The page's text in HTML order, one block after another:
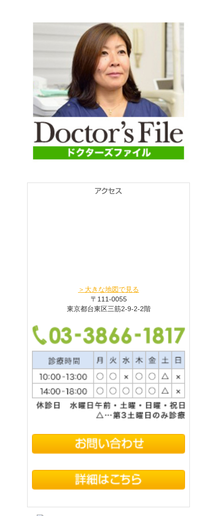
＞大きな地図で見る
〒111-0055
東京都台東区三筋2-9-2-2階